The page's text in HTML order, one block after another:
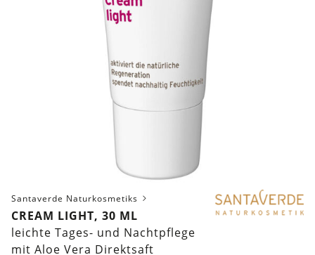
Santaverde Naturkosmetiks
CREAM LIGHT, 30 ML
leichte Tages- und Nachtpflege
mit Aloe Vera Direktsaft